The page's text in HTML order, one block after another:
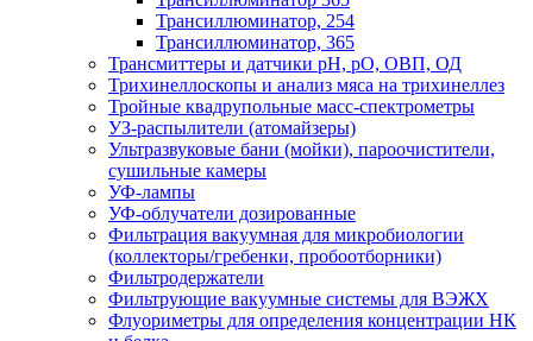
Трансиллюминатор, 254
Трансиллюминатор, 365
Трансмиттеры и датчики рН, рО, ОВП, ОД
Трихинеллоскопы и анализ мяса на трихинеллез
Тройные квадрупольные масс-спектрометры
УЗ-распылители (атомайзеры)
Ультразвуковые бани (мойки), пароочистители,
сушильные камеры
УФ-лампы
УФ-облучатели дозированные
Фильтрация вакуумная для микробиологии
(коллекторы/гребенки, пробоотборники)
Фильтродержатели
Фильтрующие вакуумные системы для ВЭЖХ
Флуориметры для определения концентрации НК